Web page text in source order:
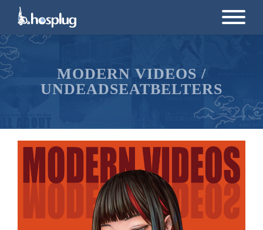
MODERN VIDEOS /
UNDEADSEATBELTERS